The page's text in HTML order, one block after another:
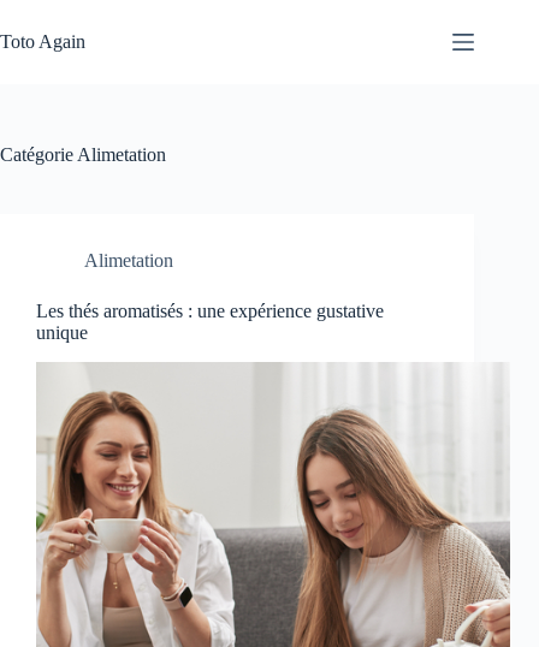
au
contenu
Toto Again
Catégorie Alimetation
Alimetation
Les thés aromatisés : une expérience gustative
unique